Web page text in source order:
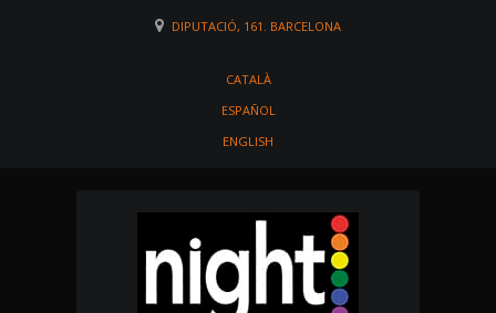
DIPUTACIÓ, 161. BARCELONA
CATALÀ
ESPAÑOL
ENGLISH